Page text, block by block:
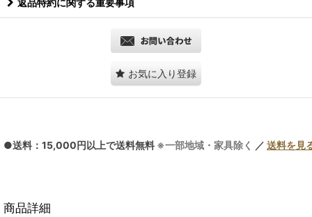
お気に入り登録
●送料：15,000円以上で送料無料 ※一部地域・家具除く ／ 送料を見
商品詳細